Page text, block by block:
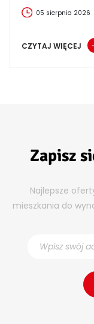
05 sierpnia 2026
CZYTAJ WIĘCEJ
Zapisz
Najlepsze
mieszkania do